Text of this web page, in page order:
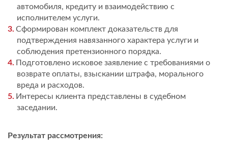
автомобиля, кредиту и взаимодействию с
исполнителем услуги.
Сформирован комплект доказательств для
подтверждения навязанного характера услуги и
соблюдения претензионного порядка.
Подготовлено исковое заявление с требованиями о
возврате оплаты, взыскании штрафа, морального
вреда и расходов.
Интересы клиента представлены в судебном
заседании.
Результат рассмотрения: